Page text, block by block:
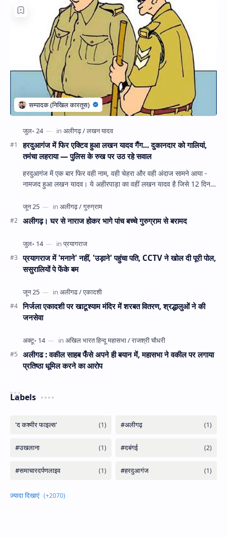
हरदुआगंज में फिर एक्टिव हुआ लखन यादव गैंग... दुकानदार को गालियां,
तमंचा लहराया — पुलिस के रुख पर उठ रहे सवाल
हरदुआगंज में एक बार फिर वही नाम, वही चेहरा और वही अंदाज सामने आया -
नामजद हुआ लखन यादव। ये अहीरपाड़ा का वहीं लखन यादव है जिसे 12 दिन
अलीगढ़। घर से नाराज होकर भागे पांच बच्चे गुरुग्राम से बरामद
प्रयागराज में 'मनाने' नहीं, 'उड़ाने' पहुंचा पति, CCTV ने खोल दी पूरी पोल,
ससुरालियों पे फेंके बम
निर्जला एकादशी पर खाटूश्याम मंदिर में शरबत वितरण, श्रद्धालुओं ने की
जनसेवा
अलीगढ : वकील साहब फँसे अपने ही बयान में, महासभा ने वकील पर लगाया
प्रतिष्ठा धूमिल करने का आरोप
Labels